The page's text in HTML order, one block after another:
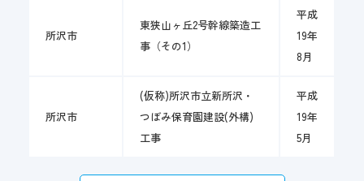
所沢市
東狭山ヶ丘2号幹線築造工
事（その1）
平成
19年
8月
所沢市
(仮称)所沢市立新所沢・
つぼみ保育園建設(外構)
工事
平成
19年
5月